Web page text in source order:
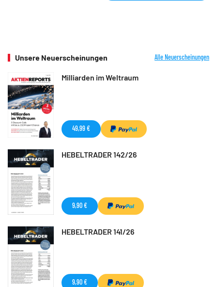
Unsere Neuerscheinungen Alle Neuerscheinungen
Milliarden im Weltraum
49,99 €
HEBELTRADER 142/26
9,90 €
HEBELTRADER 141/26
9,90 €